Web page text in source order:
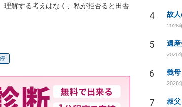
解する考えはなく、私が拒否ると田舎
4
2026
5 遺産
2026
6
2026
7